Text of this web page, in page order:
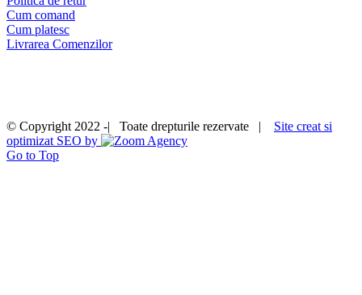
Cum comand
Cum platesc
Livrarea Comenzilor
© Copyright 2022 -| Toate drepturile rezervate | Site creat si
optimizat SEO by
Go to Top